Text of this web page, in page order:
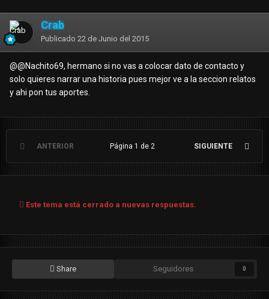
Crab
Publicado 22 de Junio del 2015
@@Nachito69, hermano si no vas a colocar dato de contacto y
solo quieres narrar una historia pues mejor ve a la seccion relatos
y ahi pon tus aportes.
ANTERIOR SIGUIENTE
Página 1 de 2
Este tema está cerrado a nuevas respuestas.
Share Seguidores 0